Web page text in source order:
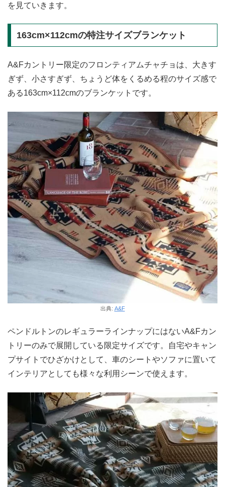
を見ていきます。
163cm×112cmの特注サイズブランケット
A&Fカントリー限定のフロンティアムチャチョは、大きす
ぎず、小さすぎず、ちょうど体をくるめる程のサイズ感で
ある163cm×112cmのブランケットです。
出典: A&F
ペンドルトンのレギュラーラインナップにはないA&Fカン
トリーのみで展開している限定サイズです。自宅やキャン
プサイトでひざかけとして、車のシートやソファに置いて
インテリアとしても様々な利用シーンで使えます。